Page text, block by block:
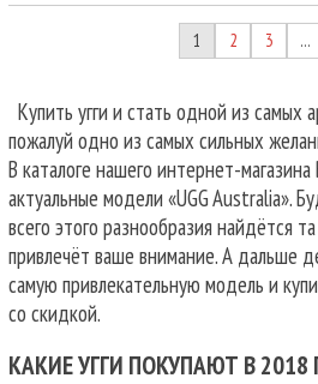
1 2 3 …
Купить угги и стать одной из самых
пожалуй одно из самых сильных
В каталоге нашего интернет-
актуальные модели «UGG Australia».
всего этого разнообразия найдётся
привлечёт ваше внимание. А дальше
самую привлекательную модель и
со скидкой.
КАКИЕ УГГИ ПОКУПАЮТ В 2018